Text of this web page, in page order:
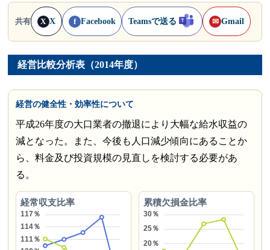
共有 X X f Facebook Teamsで送る ✉ Gmail
経営比較分析表（2014年度）
経営の健全性・効率性について
平成26年度の大口業者の撤退により大幅な給水収益の
減となった。また、今後も人口減少傾向にあることか
ら、料金及び投資規模の見直しを検討する必要があ
る。
経常収支比率 累積欠損金比率